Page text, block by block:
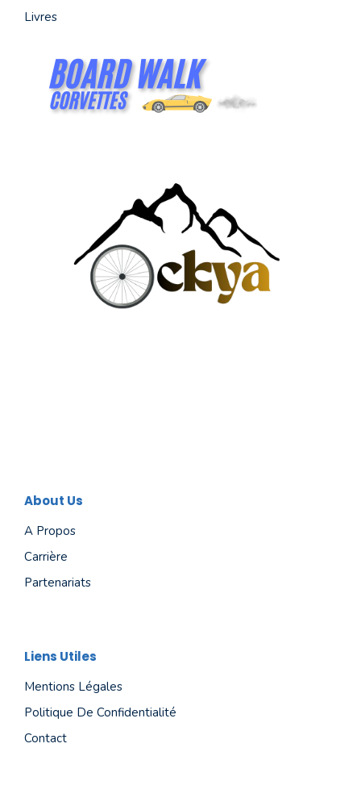
Livres
About Us
A Propos
Carrière
Partenariats
Liens Utiles
Mentions Légales
Politique De Confidentialité
Contact